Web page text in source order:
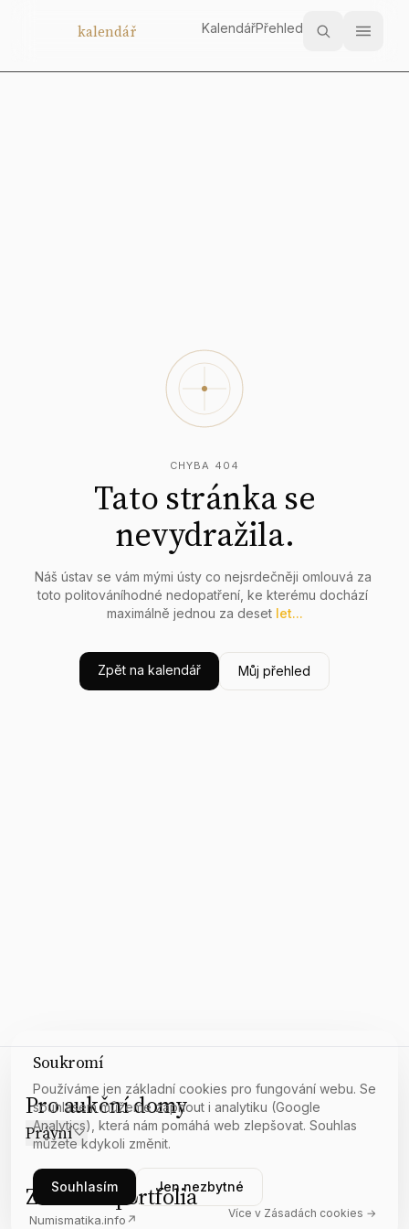
Soukromí
Používáme jen základní cookies pro fungování webu. Se
souhlasem můžeme zapnout i analytiku (Google
Analytics), která nám pomáhá web zlepšovat. Souhlas
můžete kdykoli změnit.
Souhlasím Jen nezbytné
Více v Zásadách cookies →
kalendář KalendářPřehled
CHYBA 404
Tato stránka se
nevydražila.
Náš ústav se vám mými ústy co nejsrdečněji omlouvá za
toto politováníhodné nedopatření, ke kterému dochází
maximálně jednou za deset let...
Zpět na kalendář Můj přehled
Pro aukční domy
Právní
Z našeho portfolia
Numismatika.info ↗